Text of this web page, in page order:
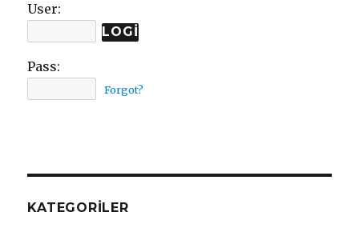
User:
Pass:
Forgot?
KATEGORILER